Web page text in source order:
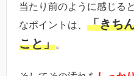
当たり前のように感じる
なポイントは、 「きち
こと」。